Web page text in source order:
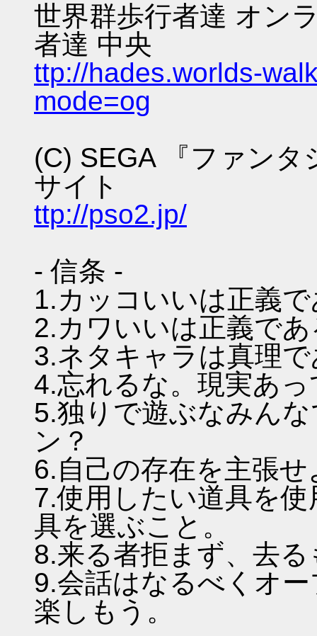
世界群歩行者達 オン
者達 中央
ttp://hades.worlds-
mode=og
(C) SEGA 『ファン
サイト
ttp://pso2.jp/
- 信条 -
1.カッコいいは正義
2.カワいいは正義で
3.ネタキャラは真理
4.忘れるな。現実あ
5.独りで遊ぶなみん
ン？
6.自己の存在を主張
7.使用したい道具を
具を選ぶこと。
8.来る者拒まず、去
9.会話はなるべくオ
楽しもう。